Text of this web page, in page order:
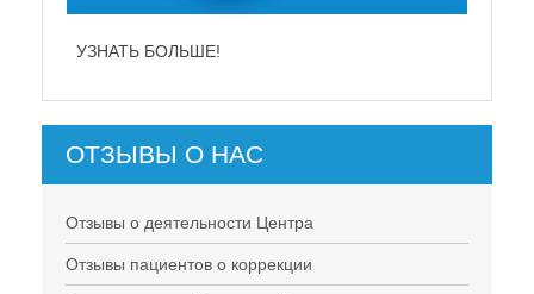
БОЛЬШЕ!
ОТЗЫВЫ О НАС
Отзывы о деятельности Центра
Отзывы пациентов о коррекции